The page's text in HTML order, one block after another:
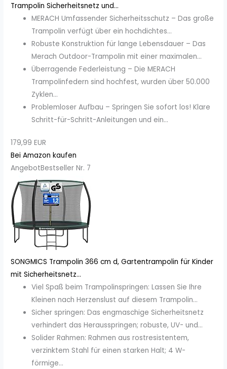
Trampolin Sicherheitsnetz und...
MERACH Umfassender Sicherheitsschutz – Das große
Trampolin verfügt über ein hochdichtes...
Robuste Konstruktion für lange Lebensdauer – Das
Merach Outdoor-Trampolin mit einer maximalen...
Überragende Federleistung – Die MERACH
Trampolinfedern sind hochfest, wurden über 50.000
Zyklen...
Problemloser Aufbau – Springen Sie sofort los! Klare
Schritt-für-Schritt-Anleitungen und ein...
179,99 EUR
Bei Amazon kaufen
AngebotBestseller Nr. 7
SONGMICS Trampolin 366 cm d, Gartentrampolin für Kinder
mit Sicherheitsnetz...
Viel Spaß beim Trampolinspringen: Lassen Sie Ihre
Kleinen nach Herzenslust auf diesem Trampolin...
Sicher springen: Das engmaschige Sicherheitsnetz
verhindert das Herausspringen; robuste, UV- und...
Solider Rahmen: Rahmen aus rostresistentem,
verzinktem Stahl für einen starken Halt; 4 W-
förmige...